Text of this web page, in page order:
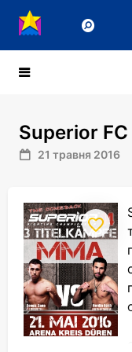
Superior FC
21 травня 2016